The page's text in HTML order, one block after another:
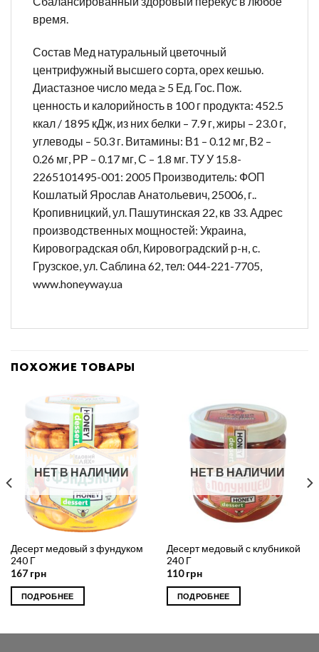
время.
Состав Мед натуральный цветочный
центрифужный высшего сорта, орех кешью.
Диастазное число меда ≥ 5 Ед. Гос. Пож.
ценность и калорийность в 100 г продукта: 452.5
ккал / 1895 кДж, из них белки – 7.9 г, жиры – 23.0 г,
углеводы – 50.3 г. Витамины: В1 – 0.12 мг, В2 –
0.26 мг, РР – 0.17 мг, С – 1.8 мг. ТУ У 15.8-
2265101495-001: 2005 Производитель: ФОП
Кошлатый Ярослав Анатольевич, 25006, г..
Кропивницкий, ул. Пашутинская 22, кв 33. Адрес
производственных мощностей: Украина,
Кировоградская обл, Кировоградский р-н, с.
Грузское, ул. Саблина 62, тел: 044-221-7705,
www.honeyway.ua
ПОХОЖИЕ ТОВАРЫ
НЕТ В НАЛИЧИИ
Десерт медовый з фундуком
240 Г
167грн
ПОДРОБНЕЕ
НЕТ В НАЛИЧИИ
Десерт медовый с клубникой
240 Г
110грн
ПОДРОБНЕЕ